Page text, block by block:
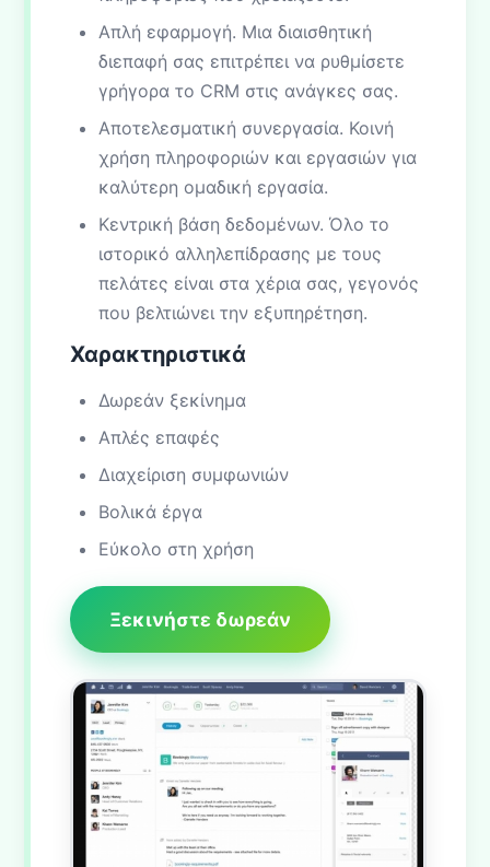
Απλή εφαρμογή. Μια διαισθητική
διεπαφή σας επιτρέπει να ρυθμίσετε
γρήγορα το CRM στις ανάγκες σας.
Αποτελεσματική συνεργασία. Κοινή
χρήση πληροφοριών και εργασιών για
καλύτερη ομαδική εργασία.
Κεντρική βάση δεδομένων. Όλο το
ιστορικό αλληλεπίδρασης με τους
πελάτες είναι στα χέρια σας, γεγονός
που βελτιώνει την εξυπηρέτηση.
Χαρακτηριστικά
Δωρεάν ξεκίνημα
Απλές επαφές
Διαχείριση συμφωνιών
Βολικά έργα
Εύκολο στη χρήση
Ξεκινήστε δωρεάν